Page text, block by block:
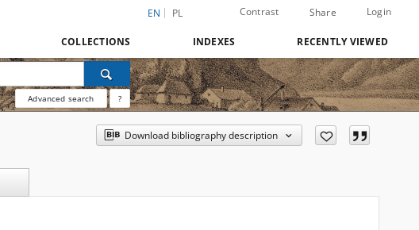
EN PL Contrast Share Login
COLLECTIONS INDEXES RECENTLY VIEWED
Advanced search ?
Download bibliography description